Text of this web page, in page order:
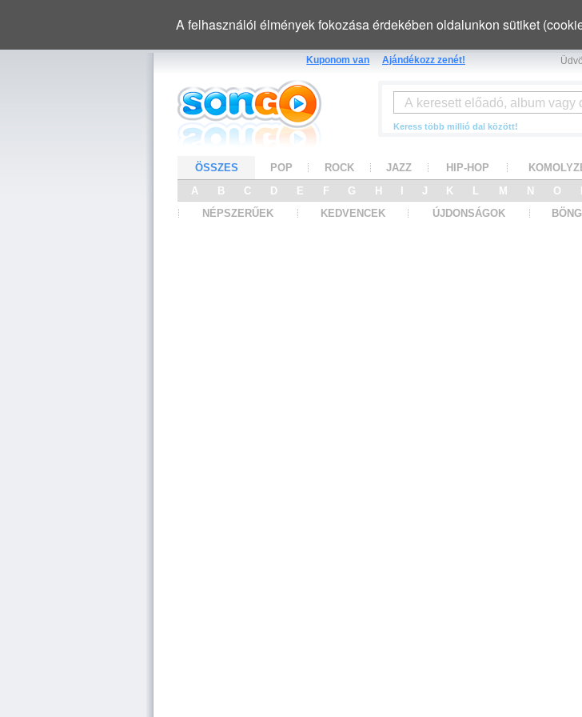
A felhasználói élmények fokozása érdekében oldalunkon sütiket
Kuponom van Ajándékozz zenét!
Keress több millió dal között!
ÖSSZES POP ROCK JAZZ HIP-HOP
A
B C D E F G H J K L M N O
NÉPSZERŰEK
KEDVENCEK ÚJDONSÁGOK